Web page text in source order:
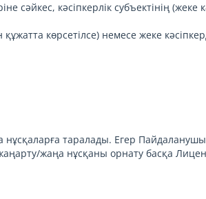
сәйкес, кәсіпкерлік субъектінің
көрсетілсе) немесе жеке
таралады. Егер
жаңа нұсқаны орнату басқа